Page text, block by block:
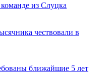
из Слуцка
чествовали в
ближайшие 5 лет